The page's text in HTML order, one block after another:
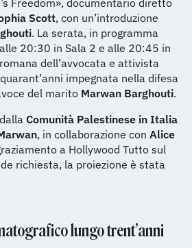
Freedom», documentario diretto
Scott, con un’introduzione
. La serata, in programma
20:30 in Sala 2 e alle 20:45 in
dell’avvocata e attivista
impegnata nella difesa
del marito Marwan Barghouti.
Comunità Palestinese in Italia
, in collaborazione con Alice
a Hollywood Tutto sul
richiesta, la proiezione è stata
lungo trent’anni